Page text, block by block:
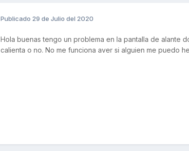
Publicado 29 de Julio del 2020
Hola buenas tengo un problema en la pantalla de alante
calienta o no. No me funciona aver si alguien me puedo